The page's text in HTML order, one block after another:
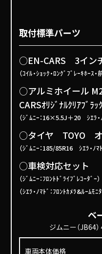
取付標準パーツ
○EN-CARS 3イン
（ｺｲﾙ・ｼｮｯｸ・ﾛﾝｸﾞﾌﾞﾚｰｷﾎｰｽ
○アルミホイール
CARSｵﾘｼﾞﾅﾙｸﾘｱﾌﾞﾗｯｸ
（ｼﾞﾑﾆｰ：16×5.5J＋20 ｼｴﾗ・
○タイヤ TOYO オ
（ｼﾞﾑﾆｰ：185/85R16 ｼｴﾗ・ﾉﾏ
○車検対応セット
（ｼﾞﾑﾆｰ：ﾌﾛﾝﾄﾄﾞﾗｲﾌﾞﾚｺｰﾀﾞｰ）
（ｼｴﾗ・ﾉﾏﾄﾞ：ﾌﾛﾝﾄｶﾒﾗ&ﾙｰﾑﾓﾆ
ベ
ジムニー（JB64
車両本体価格